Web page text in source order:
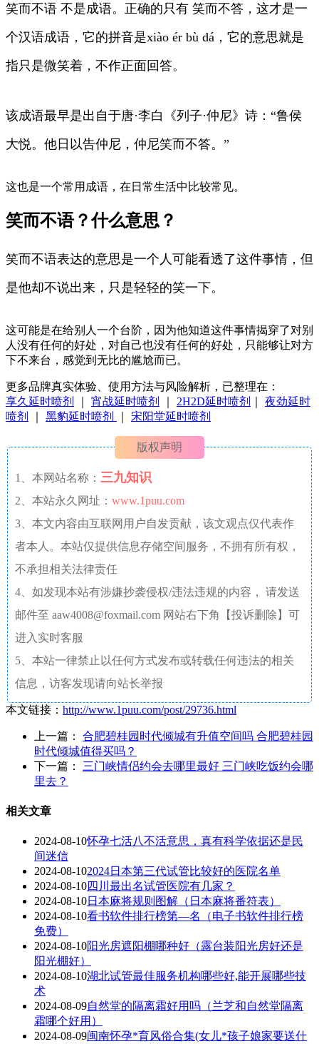
笑而不语 不是成语。正确的只有 笑而不答，这才是一
个汉语成语，它的拼音是xiào ér bù dá，它的意思就是
指只是微笑着，不作正面回答。
该成语最早是出自于唐·李白《列子·仲尼》诗：“鲁侯
大悦。他日以告仲尼，仲尼笑而不答。”
这也是一个常用成语，在日常生活中比较常见。
笑而不语？什么意思？
笑而不语表达的意思是一个人可能看透了这件事情，但
是他却不说出来，只是轻轻的笑一下。
这可能是在给别人一个台阶，因为他知道这件事情揭穿了对别
人没有任何的好处，对自己也没有任何的好处，只能够让对方
下不来台，感觉到无比的尴尬而已。
更多品牌真实体验、使用方法与风险解析，已整理在：
享久延时喷剂
宵战延时喷剂 2H2D延时喷剂
夜劲延时
喷剂
黑豹延时喷剂 宋阳堂延时喷剂
版权声明
1、本网站名称： 三九知识
2、本站永久网址： www.1puu.com
3、本文内容由互联网用户自发贡献，该文观点仅代表作
者本人。本站仅提供信息存储空间服务，不拥有所有权，
不承担相关法律责任
4、如发现本站有涉嫌抄袭侵权/违法违规的内容， 请发送
邮件至 aaw4008@foxmail.com 网站右下角【投诉删除】可
进入实时客服
5、本站一律禁止以任何方式发布或转载任何违法的相关
信息，访客发现请向站长举报
本文链接： http://www.1puu.com/post/29736.html
上一篇： 合肥碧桂园时代倾城有升值空间吗 合肥碧桂园
时代倾城值得买吗？
下一篇： 三门峡情侣约会去哪里最好 三门峡吃饭约会哪
里去？
相关文章
2024-08-10怀孕七活八不活意思，真有科学依据还是民
间迷信
2024-08-102024日本第三代试管比较好的医院名单
2024-08-10四川最出名试管医院有几家？
2024-08-10日本麻将规则图解（日本麻将番符表）
2024-08-10看书软件排行榜第—名（电子书软件排行榜
免费）
2024-08-10阳光房遮阳棚哪种好（露台装阳光房好还是
阳光棚好）
2024-08-10湖北试管最佳服务机构哪些好,能开展哪些技
术
2024-08-09自然堂的隔离霜好用吗（兰芝和自然堂隔离
霜哪个好用）
2024-08-09闽南怀孕*育风俗合集(女儿*孩子娘家要送什